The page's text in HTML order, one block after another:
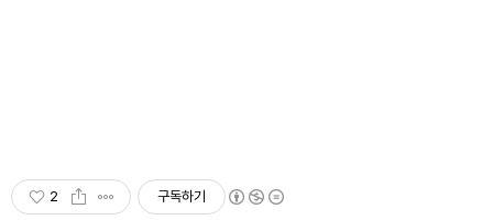
2 구독하기